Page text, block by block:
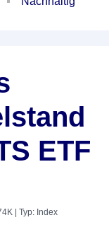
ETF
| Typ: Index